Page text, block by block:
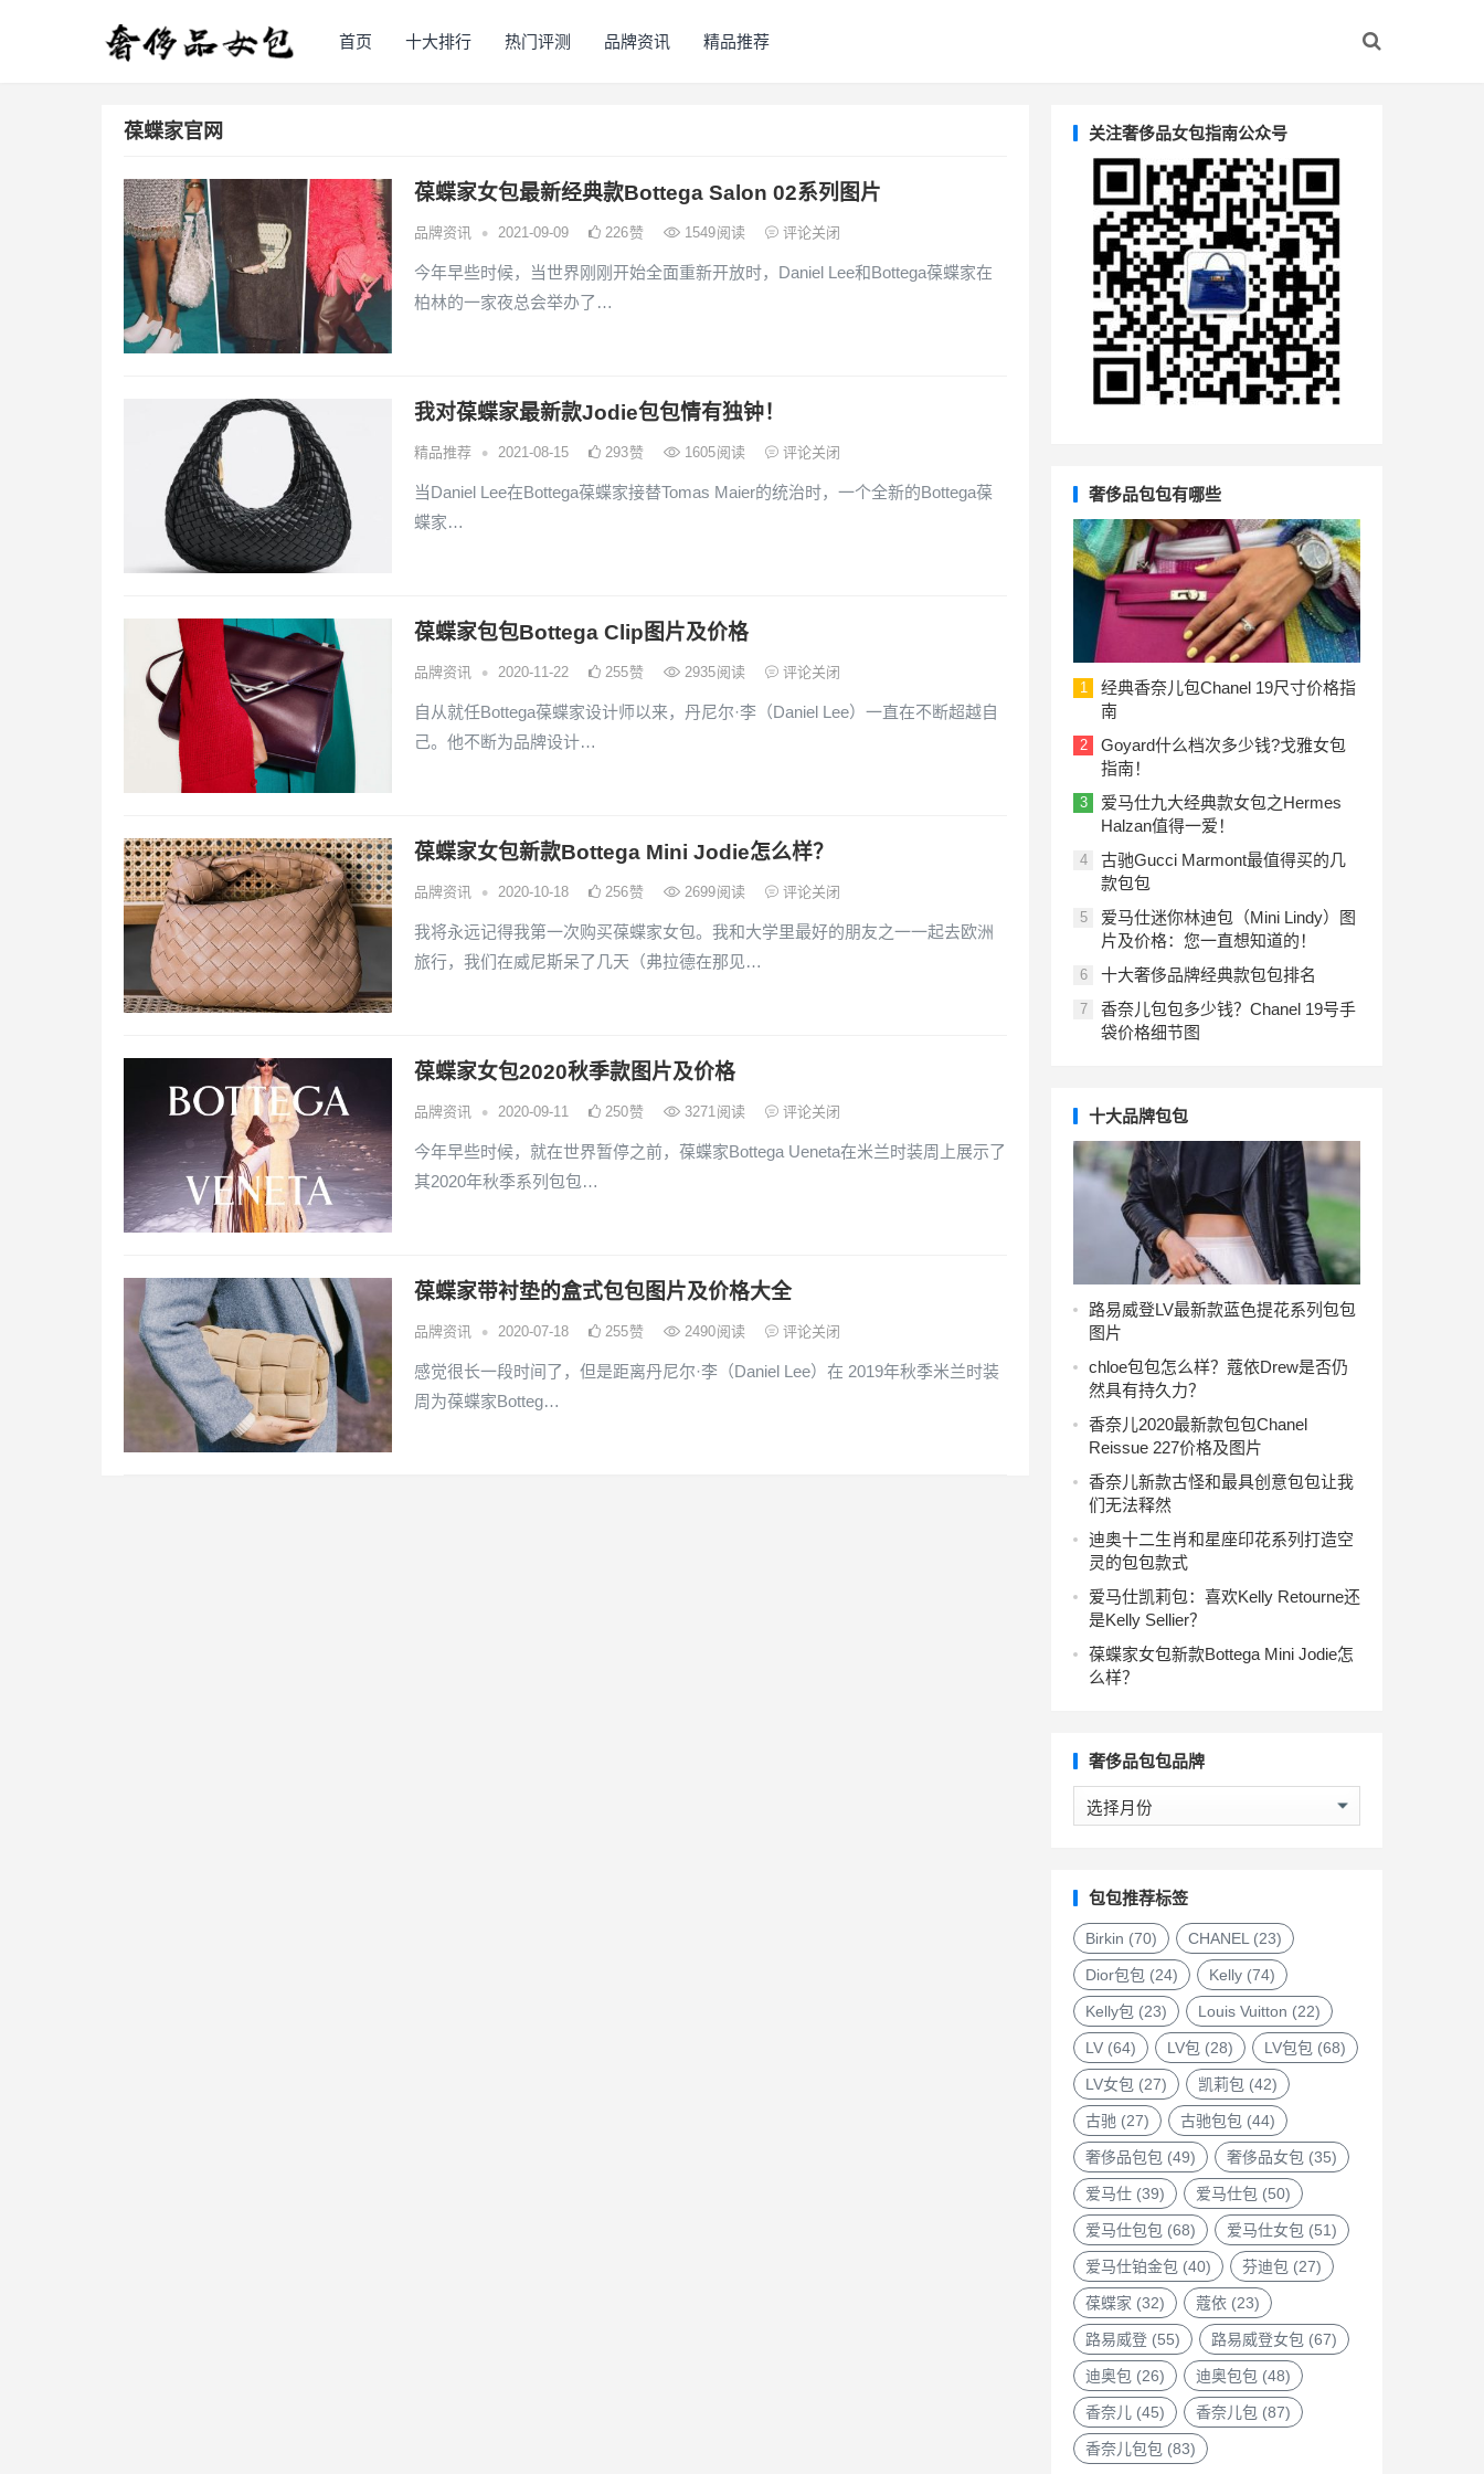
首页 十大排行 热门评测 品牌资讯 精品推荐
葆蝶家官网
葆蝶家女包最新经典款Bottega Salon 02系列图片
品牌资讯 • 2021-09-09 226赞 1549阅读 评论关闭
今年早些时候，当世界刚刚开始全面重新开放时，Daniel Lee和Bottega葆蝶家在
柏林的一家夜总会举办了…
我对葆蝶家最新款Jodie包包情有独钟！
精品推荐 • 2021-08-15 293赞 1605阅读 评论关闭
当Daniel Lee在Bottega葆蝶家接替Tomas Maier的统治时，一个全新的Bottega葆
蝶家…
葆蝶家包包Bottega Clip图片及价格
品牌资讯 • 2020-11-22 255赞 2935阅读 评论关闭
自从就任Bottega葆蝶家设计师以来，丹尼尔·李（Daniel Lee）一直在不断超越自
己。他不断为品牌设计…
葆蝶家女包新款Bottega Mini Jodie怎么样？
品牌资讯 • 2020-10-18 256赞 2699阅读 评论关闭
我将永远记得我第一次购买葆蝶家女包。我和大学里最好的朋友之一一起去欧洲
旅行，我们在威尼斯呆了几天（弗拉德在那见…
葆蝶家女包2020秋季款图片及价格
品牌资讯 • 2020-09-11 250赞 3271 阅读 评论关闭
今年早些时候，就在世界暂停之前，葆蝶家Bottega Ueneta在米兰时装周上展示了
其2020年秋季系列包包…
葆蝶家带衬垫的盒式包包图片及价格大全
品牌资讯 • 2020-07-18 255赞 2490阅读 评论关闭
感觉很长一段时间了，但是距离丹尼尔·李（Daniel Lee）在 2019年秋季米兰时装
周为葆蝶家Botteg…
关注奢侈品女包指南公众号
奢侈品包包有哪些
1
经典香奈儿包Chanel 19尺寸价格指
南
2
Goyard什么档次多少钱?戈雅女包
指南！
3
爱马仕九大经典款女包之Hermes
Halzan值得一爱！
4
古驰Gucci Marmont最值得买的几
款包包
5
爱马仕迷你林迪包（Mini Lindy）图
片及价格：您一直想知道的！
6 十大奢侈品牌经典款包包排名
7
香奈儿包包多少钱？Chanel 19号手
袋价格细节图
十大品牌包包
路易威登LV最新款蓝色提花系列包包
图片
chloe包包怎么样？蔻依Drew是否仍
然具有持久力？
香奈儿2020最新款包包Chanel
Reissue 227价格及图片
香奈儿新款古怪和最具创意包包让我
们无法释然
迪奥十二生肖和星座印花系列打造空
灵的包包款式
爱马仕凯莉包：喜欢Kelly Retourne还
是Kelly Sellier？
葆蝶家女包新款Bottega Mini Jodie怎
么样？
奢侈品包包品牌
奢
侈
包
品
牌
包包推荐标签
Birkin (70) CHANEL(23)
Dior包包 (24) Kelly (74)
Kelly包 (23) Louis Vuitton (22)
LV (64) LV包 (28) LV包包 (68)
LV女包 (27) 凯莉包 (42)
古驰 (27) 古驰包包 (44)
奢侈品包包 (49) 奢侈品女包 (35)
爱马仕 (39) 爱马仕包 (50)
爱马仕包包 (68) 爱马仕女包 (51)
爱马仕铂金包 (40) 芬迪包 (27)
葆蝶家 (32) 蔻依 (23)
路易威登 (55) 路易威登女包 (67)
迪奥包 (26) 迪奥包包 (48)
香奈儿 (45) 香奈儿包 (87)
香奈儿包包 (83)